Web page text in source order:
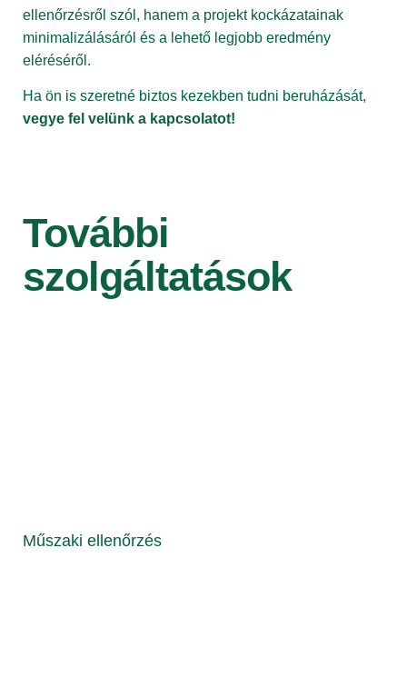
ellenőrzésről szól, hanem a projekt kockázatainak
minimalizálásáról és a lehető legjobb eredmény
eléréséről.
Ha ön is szeretné biztos kezekben tudni beruházását,
vegye fel velünk a kapcsolatot!
További
szolgáltatások
Műszaki ellenőrzés